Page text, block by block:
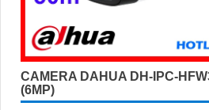
CAMERA DAHUA DH-IPC-
(6MP)